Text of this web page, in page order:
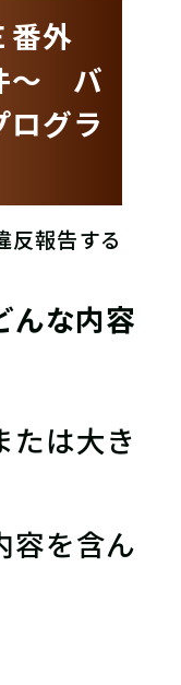
番外
〜 バ
グラ
反報告する
んな内容
たは大き
容を含ん